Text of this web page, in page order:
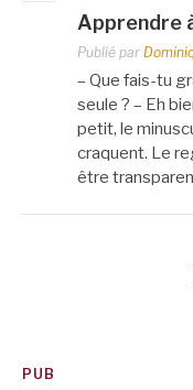
Apprendre
Publié par
– Que fais-tu
seule ? – Eh
petit, le
craquent. Le
être
des
PUB